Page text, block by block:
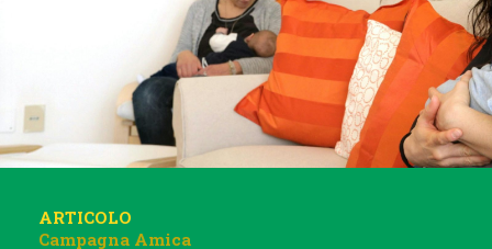
ARTICOLO
Campagna Amica